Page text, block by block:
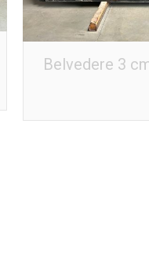
Belvedere 3